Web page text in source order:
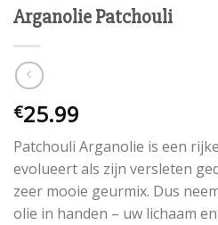
Arganolie Patchouli
€25.99
Patchouli Arganolie is een
evolueert als zijn versleten
zeer mooie geurmix. Dus
olie in handen – uw lichaam